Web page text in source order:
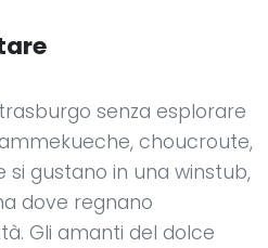
senza esplorare
choucroute,
gustano in una winstub,
dove regnano
Gli amanti del dolce